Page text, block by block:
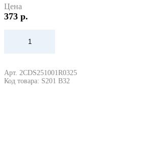
Цена
373 р.
Арт. 2CDS251001R0325
Код товара: S201 B32